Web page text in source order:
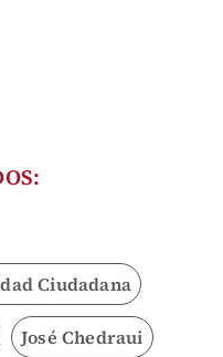
Ciudadana
José Chedraui